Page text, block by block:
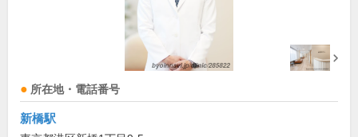
所在地・電話番号
新橋駅